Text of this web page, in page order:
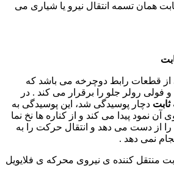
همان تسمه انتقال نیرو یا شیاری می
از قطعات رابط دوچرخه می باشد که
فولی رولر جلو را برقرار می کند . در
دچار پوسیدگی شد، این پوسیدگی به
نمود پیدا می کند و از کناره ها نخ نما
از دست می دهد و انتقال حرکت را به
نمی دهد .
منتقل کننده ی نیروی محرکه ی فلایویل